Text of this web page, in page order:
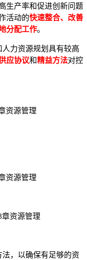
生产率和促进创新问题
活动的快速整合、改善
分配工作。
力资源规划具有较高
应协议和精益方法对控
法，以确保有足够的资